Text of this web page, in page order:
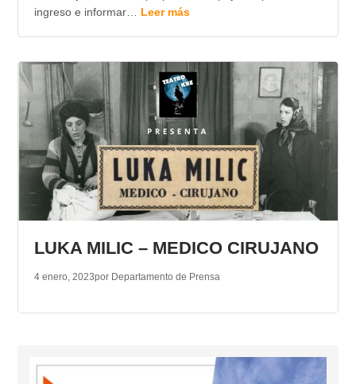
ingreso e informar… Leer más
LUKA MILIC – MEDICO CIRUJANO
4 enero, 2023por Departamento de Prensa